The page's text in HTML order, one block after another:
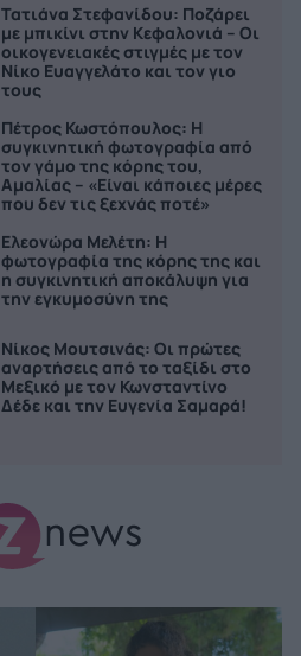
Τατιάνα Στεφανίδου: Ποζάρει
με μπικίνι στην Κεφαλονιά – Οι
οικογενειακές στιγμές με τον
Νίκο Ευαγγελάτο και τον γιο
τους
Πέτρος Κωστόπουλος: Η
συγκινητική φωτογραφία από
τον γάμο της κόρης του,
Αμαλίας – «Είναι κάποιες μέρες
που δεν τις ξεχνάς ποτέ»
Ελεονώρα Μελέτη: Η
φωτογραφία της κόρης της και
η συγκινητική αποκάλυψη για
την εγκυμοσύνη της
Νίκος Μουτσινάς: Οι πρώτες
αναρτήσεις από το ταξίδι στο
Μεξικό με τον Κωνσταντίνο
Δέδε και την Ευγενία Σαμαρά!